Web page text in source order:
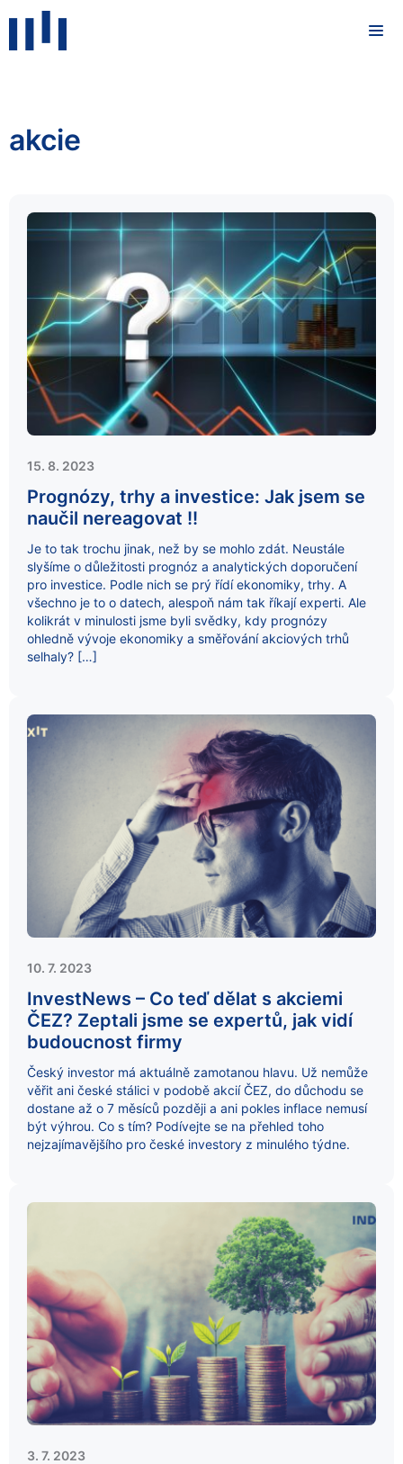
akcie
15. 8. 2023
Prognózy, trhy a investice: Jak jsem se
naučil nereagovat !!
Je to tak trochu jinak, než by se mohlo zdát. Neustále
slyšíme o důležitosti prognóz a analytických doporučení
pro investice. Podle nich se prý řídí ekonomiky, trhy. A
všechno je to o datech, alespoň nám tak říkají experti. Ale
kolikrát v minulosti jsme byli svědky, kdy prognózy
ohledně vývoje ekonomiky a směřování akciových trhů
selhaly? […]
10. 7. 2023
InvestNews – Co teď dělat s akciemi
ČEZ? Zeptali jsme se expertů, jak vidí
budoucnost firmy
Český investor má aktuálně zamotanou hlavu. Už nemůže
věřit ani české stálici v podobě akcií ČEZ, do důchodu se
dostane až o 7 měsíců později a ani pokles inflace nemusí
být výhrou. Co s tím? Podívejte se na přehled toho
nejzajímavějšího pro české investory z minulého týdne.
3. 7. 2023